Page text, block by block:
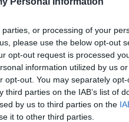
or processing of your
please use the below opt-out
opt-out request is processed
information utilized by us
opt-out. You may separately
parties on the IAB’s list of
by us to third parties on the
it to other third parties.
il Piano Marshall è
Lo dico più
lingua italiana, della
superfluo e
troppo enfatico. E
d’obbligo, oggi come
o consecutio temporum?